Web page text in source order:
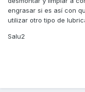
engrasar si es así con
utilizar otro tipo de
Salu2